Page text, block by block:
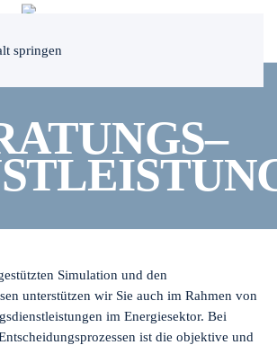
springen
–
Simulation und den
unterstützen wir Sie auch im Rahmen von
im Energiesektor. Bei
ist die objektive und